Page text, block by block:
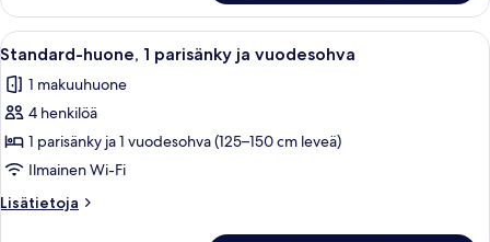
1
suuri
parisänky
Avaa
kaikki
huonetyypin
Standard-
huone,
1
parisänky
ja
Moderni kylpyhuone, jossa on
1
Standard-huone, 1 parisänky ja vuodesohva
1 makuuhuone
4 henkilöä
1 parisänky ja 1 vuodesohva (125–150 cm leveä)
Ilmainen Wi-Fi
Lisätietoja
Lisätietoja